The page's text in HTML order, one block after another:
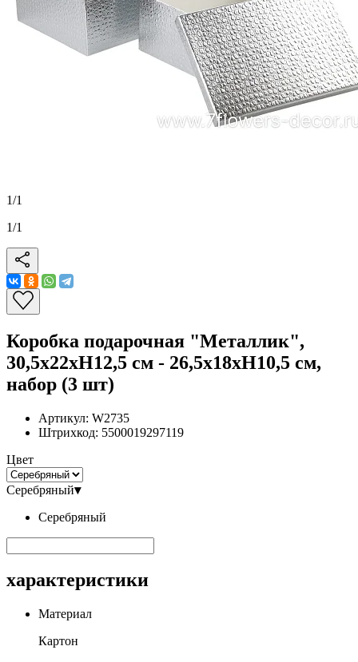
1/1
1/1
Коробка подарочная "Металлик",
30,5x22xH12,5 см - 26,5x18xH10,5 см,
набор (3 шт)
Артикул: W2735
Штрихкод: 5500019297119
Цвет
Серебряный▾
Серебряный
характеристики
Материал
Картон